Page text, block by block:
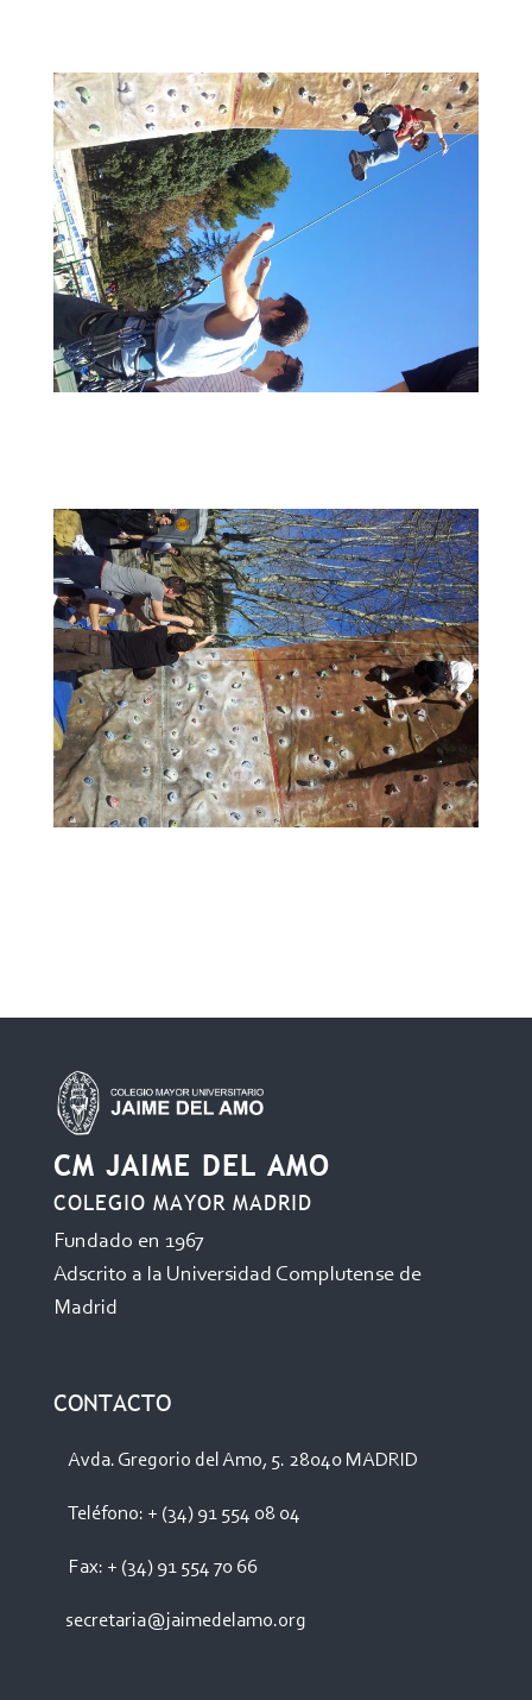
CM JAIME DEL AMO
COLEGIO MAYOR MADRID
Fundado en 1967
Adscrito a la Universidad Complutense de
Madrid
CONTACTO
Avda. Gregorio del Amo, 5. 28040 MADRID
Teléfono: + (34) 91 554 08 04
Fax: + (34) 91 554 70 66
secretaria@jaimedelamo.org